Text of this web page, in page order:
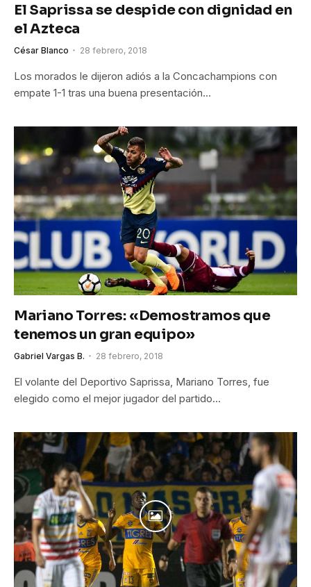
El Saprissa se despide con dignidad en
el Azteca
César Blanco 28 febrero, 2018
Los morados le dijeron adiós a la Concachampions con
empate 1-1 tras una buena presentación…
Mariano Torres: «Demostramos que
tenemos un gran equipo»
Gabriel Vargas B. 28 febrero, 2018
El volante del Deportivo Saprissa, Mariano Torres, fue
elegido como el mejor jugador del partido…